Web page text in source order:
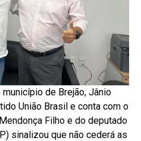
de Brejão, Jânio
União Brasil e conta com o
Filho e do deputado
sinalizou que não cederá as